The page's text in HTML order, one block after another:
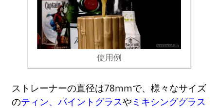
使用例
ストレーナーの直径は78mmで、様々なサイズ
のティン、パイントグラスや ミキシンググラス